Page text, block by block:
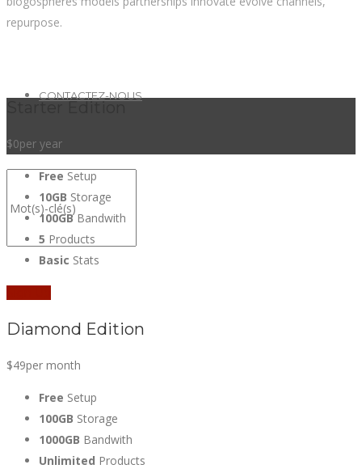
CONTACTEZ-NOUS
repurpose.
Starter Edition
$0per year
Free Setup
10GB Storage
100GBBandwith
5 Products
Basic Stats
Diamond Edition
$49per month
Free Setup
100GB Storage
1000GB Bandwith
Unlimited Products